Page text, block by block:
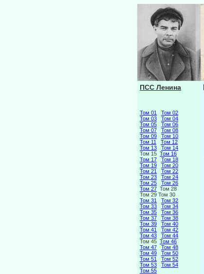
ПСС Ленина
Том 01
Том 02
Том 03
Том 04
Том 05
Том 06
Том 07
Том 08
Том 09
Том 10
Том 11
Том 12
Том 13
Том 14
Том 15 Том 16
Том 17
Том 18
Том 19
Том 20
Том 21
Том 22
Том 23
Том 24
Том 25
Том 26
Том 27 Том 28
Том 29 Том 30
Том 31
Том 32
Том 33
Том 34
Том 35
Том 36
Том 37
Том 38
Том 39
Том 40
Том 41
Том 42
Том 43
Том 44
Том 45 Том 46
Том 47
Том 48
Том 49
Том 50
Том 51
Том 52
Том 53
Том 54
Том 55